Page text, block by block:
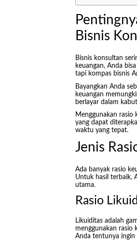
Bisnis
Bisnis konsultan
keuangan, Anda
tapi kompas bisnis
Bayangkan Anda
keuangan
berlayar dalam
Menggunakan rasio
yang dapat
waktu yang tepat.
Jenis
Ada banyak rasio
Untuk hasil terbaik,
utama.
Rasio
Likuiditas adalah
menggunakan rasio
Anda tentunya